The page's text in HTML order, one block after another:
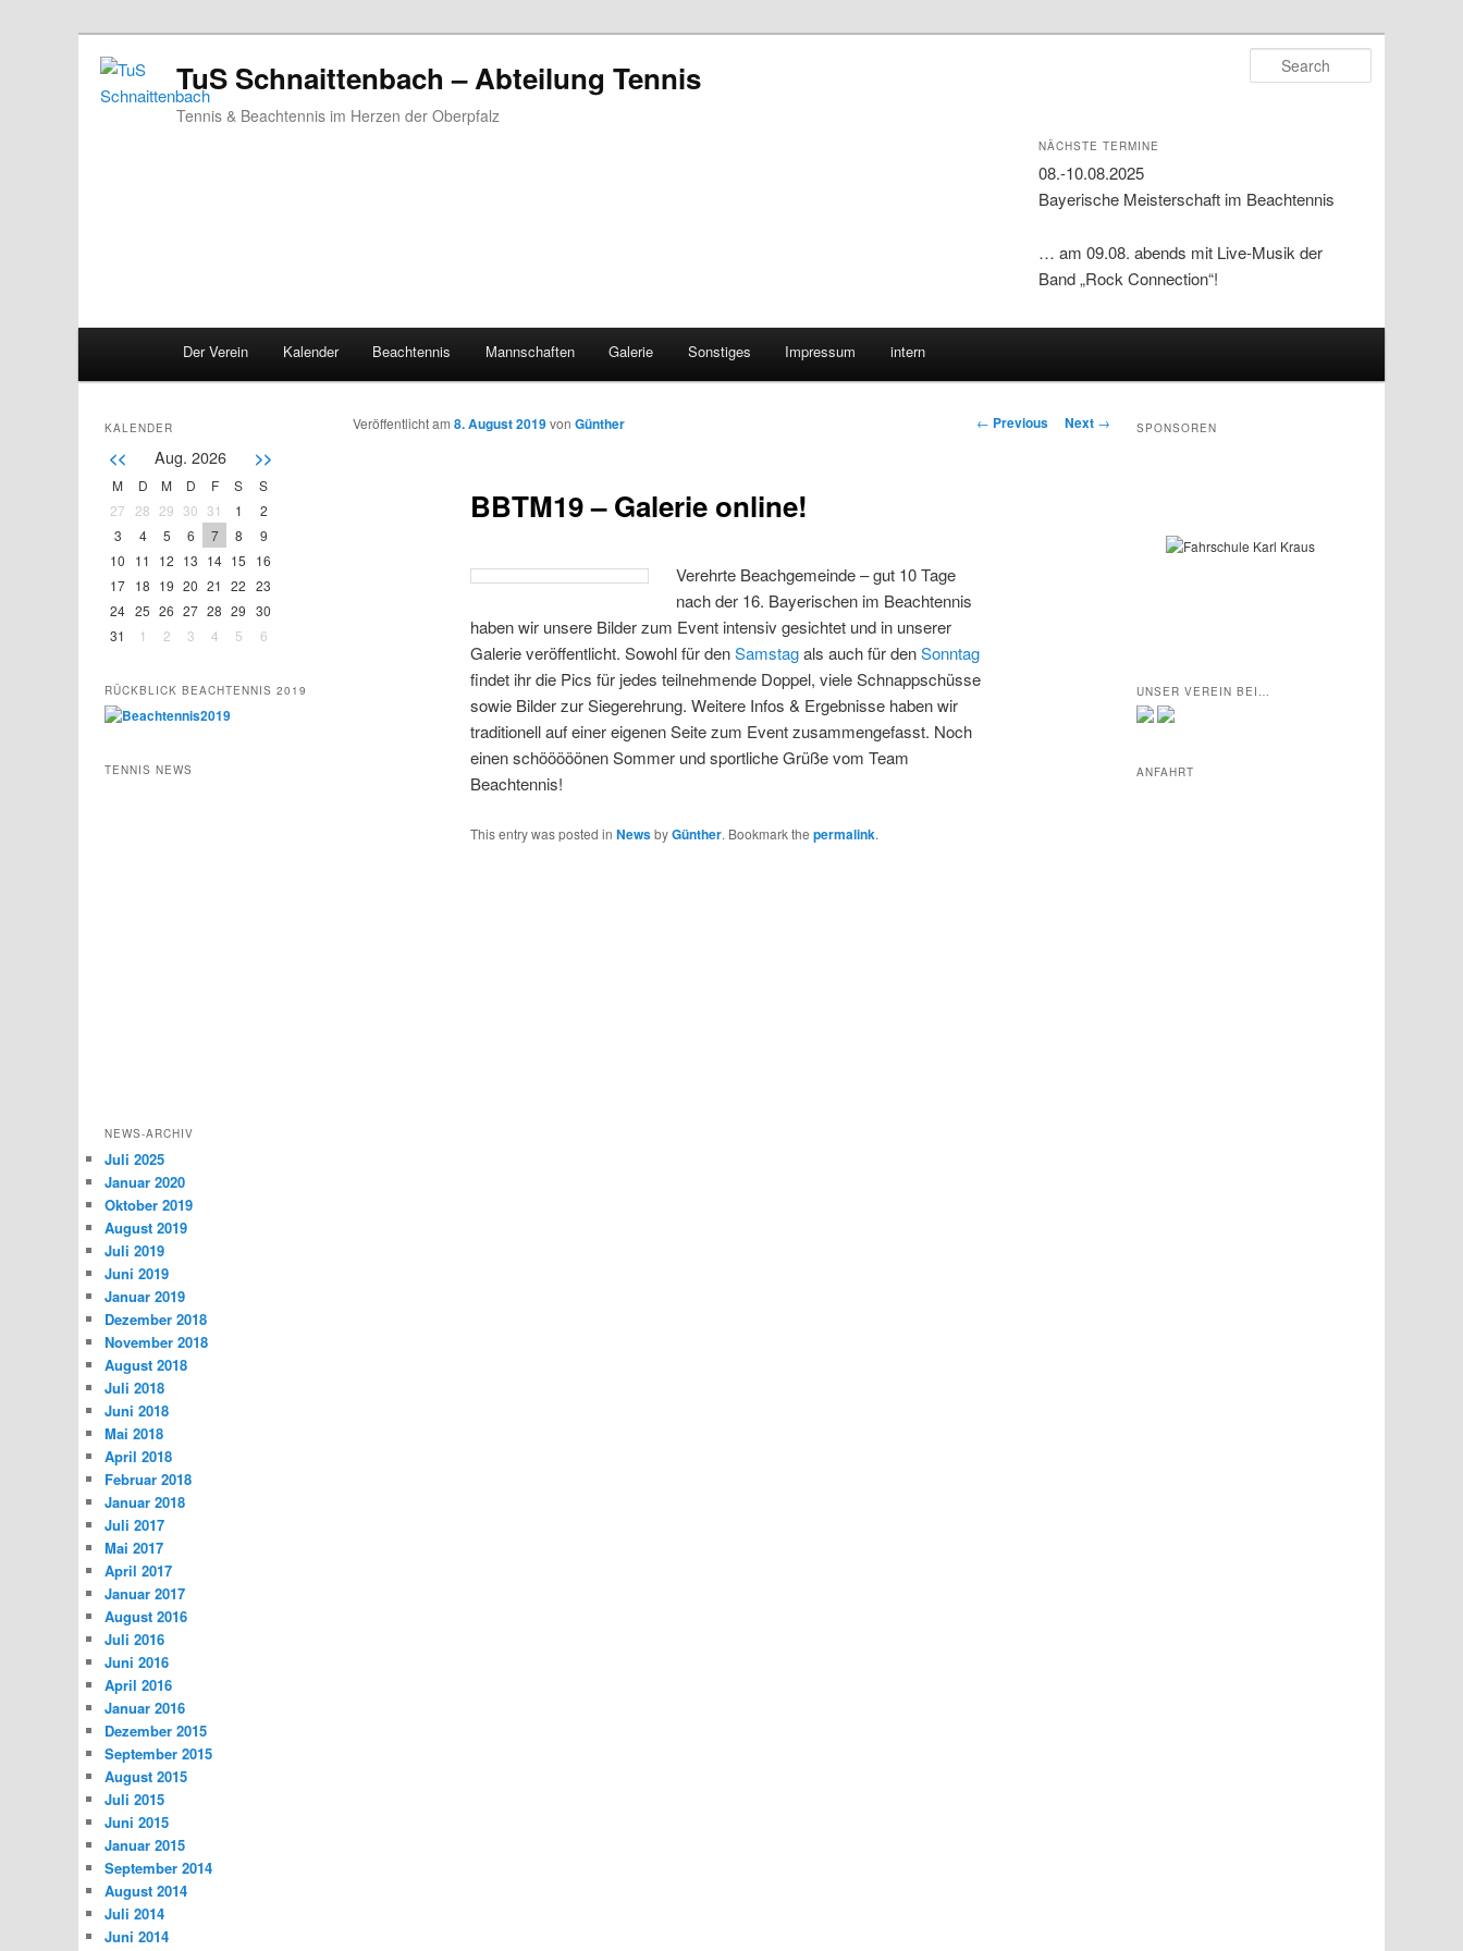
TuS Schnaittenbach – Abteilung Tennis
Tennis & Beachtennis im Herzen der Oberpfalz
NÄCHSTE TERMINE
08.-10.08.2025
Bayerische Meisterschaft im Beachtennis
… am 09.08. abends mit Live-Musik der
Band „Rock Connection“!
Skip to primary content
Skip to secondary content
Der Verein Kalender Beachtennis Mannschaften Galerie Sonstiges Impressum intern
Post navigation
← Previous Next →
BBTM19 – Galerie online!
Veröffentlicht am 8. August 2019von Günther
Verehrte Beachgemeinde – gut 10 Tage
nach der 16. Bayerischen im Beachtennis
haben wir unsere Bilder zum Event intensiv gesichtet und in unserer
Galerie veröffentlicht. Sowohl für denSamstagals auch für denSonntag
findet ihr die Pics für jedes teilnehmende Doppel, viele Schnappschüsse
sowie Bilder zur Siegerehrung. Weitere Infos & Ergebnisse haben wir
traditionell auf einer eigenen Seite zum Event zusammengefasst. Noch
einen schööööönen Sommer und sportliche Grüße vom Team
Beachtennis!
This entry was posted inNewsbyGünther. Bookmark thepermalink.
KALENDER
<< Aug. 2026 >>
M D M D F S
S
27
28 29 30 31 1
2
3
4 5 6 7 8
9
10
11 12 13 14 15
16
17 18 19 20 21 22 23
24 25 26 27 28 29 30
31
1 2 3 4 5 6
RÜCKBLICK BEACHTENNIS 2019
TENNIS NEWS
NEWS-ARCHIV
Juli 2025
Januar 2020
Oktober 2019
August 2019
Juli 2019
Juni 2019
Januar 2019
Dezember 2018
November 2018
August 2018
Juli 2018
Juni 2018
Mai 2018
April 2018
Februar 2018
Januar 2018
Juli 2017
Mai 2017
April 2017
Januar 2017
August 2016
Juli 2016
Juni 2016
April 2016
Januar 2016
Dezember 2015
September 2015
August 2015
Juli 2015
Juni 2015
Januar 2015
September 2014
August 2014
Juli 2014
Juni 2014
SPONSOREN
UNSER VEREIN BEI…
ANFAHRT